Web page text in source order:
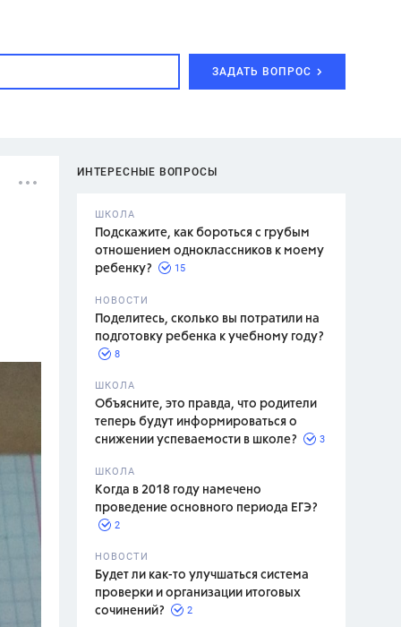
ЗАДАТЬ ВОПРОС
ИНТЕРЕСНЫЕ ВОПРОСЫ
ШКОЛА
Подскажите, как бороться с грубым
отношением одноклассников к моему
ребенку?
15
НОВОСТИ
Поделитесь, сколько вы потратили на
подготовку ребенка к учебному году?
8
ШКОЛА
Объясните, это правда, что родители
теперь будут информироваться о
снижении успеваемости в школе?
3
ШКОЛА
Когда в 2018 году намечено
проведение основного периода ЕГЭ?
2
НОВОСТИ
Будет ли как-то улучшаться система
проверки и организации итоговых
сочинений?
2